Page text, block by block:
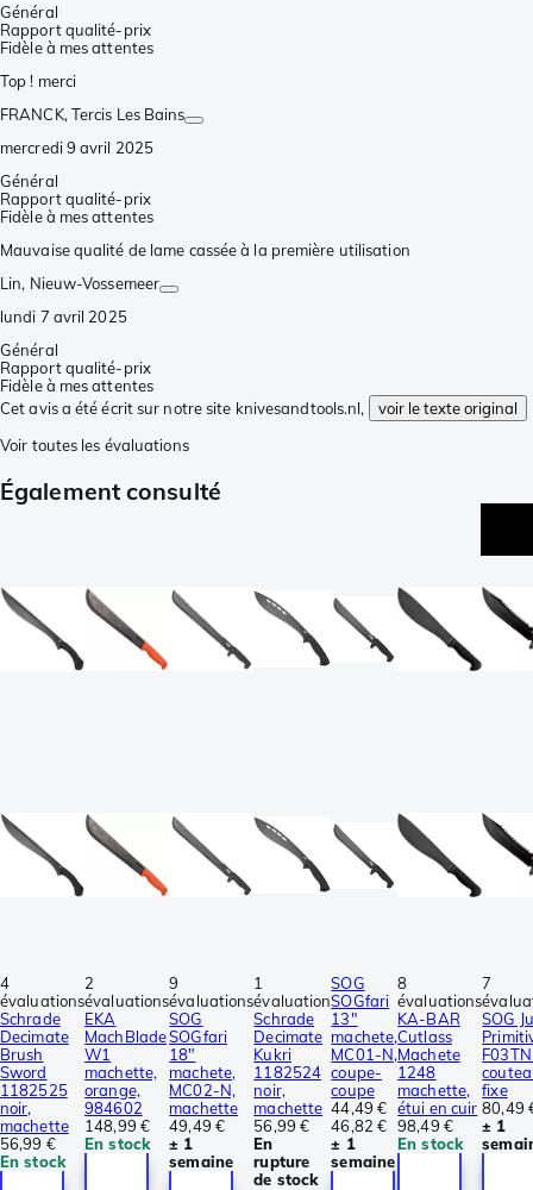
Général
Rapport qualité-prix
Fidèle à mes attentes
Top ! merci
FRANCK, Tercis Les Bains
mercredi 9 avril 2025
Général
Rapport qualité-prix
Fidèle à mes attentes
Mauvaise qualité de lame cassée à la première utilisation
Lin, Nieuw-Vossemeer
lundi 7 avril 2025
Général
Rapport qualité-prix
Fidèle à mes attentes
Cet avis a été écrit sur notre site knivesandtools.nl,
voir le texte original
Voir toutes les évaluations
Également consulté
4
évaluations
Schrade
Decimate
Brush
Sword
1182525
noir,
machette
56,99 €
En stock
2
évaluations
EKA
MachBlade
W1
machette,
orange,
984602
148,99 €
En stock
9
évaluations
SOG
SOGfari
18"
machete,
MC02-N,
machette
49,49 €
± 1
semaine
1
évaluation
Schrade
Decimate
Kukri
1182524
noir,
machette
56,99 €
En
rupture
de stock
SOG
SOGfari
13"
machete,
MC01-N,
coupe-
coupe
44,49 €
46,82 €
± 1
semaine
8
évaluations
KA-BAR
Cutlass
Machete
1248
machette,
étui en cuir
98,49 €
En stock
7
SOG
fixe
80,49
± 1